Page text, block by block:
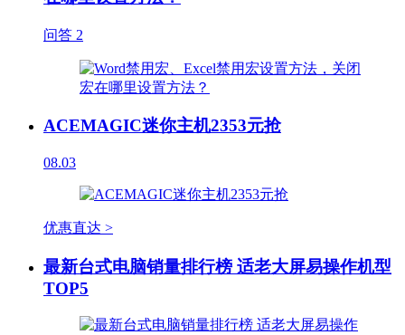
问答 2
ACEMAGIC迷你主机2353元抢
08.03
优惠直达 >
最新台式电脑销量排行榜 适老大屏易操作机型
TOP5